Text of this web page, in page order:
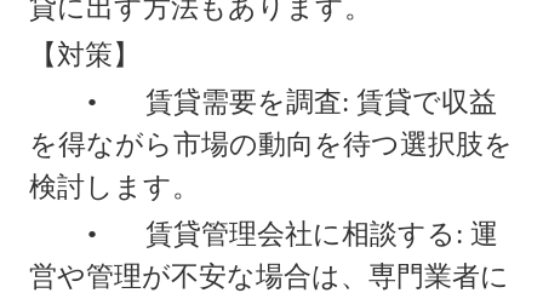
貸に出す方法もあります。
【対策】
•
賃貸需要を調査: 賃貸で収益
を得ながら市場の動向を待つ選択肢を
検討します。
•
賃貸管理会社に相談する: 運
営や管理が不安な場合は、専門業者に